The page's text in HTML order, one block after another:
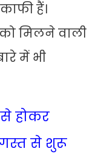
हैं।
मिलने वाली
में भी
से होकर
से शुरू